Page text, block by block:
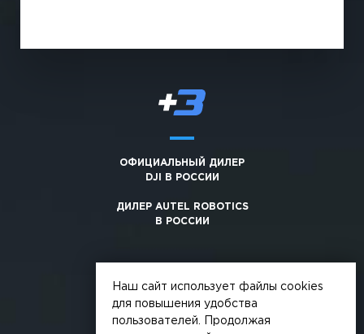
ОФИЦИАЛЬНЫЙ ДИЛЕР
DJI В РОССИИ
ДИЛЕР AUTEL ROBOTICS
В РОССИИ
Наш сайт использует файлы cookies
для повышения удобства
пользователей. Продолжая